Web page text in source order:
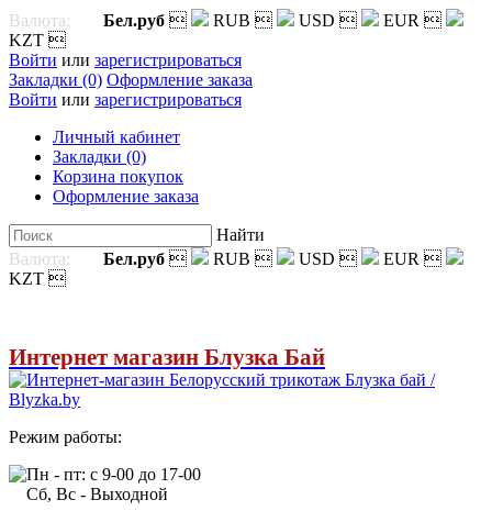
Валюта: Бел.руб  RUB  USD  EUR 
KZT 
Войти или зарегистрироваться
Закладки (0) Оформление заказа
Войти или зарегистрироваться
Личный кабинет
Закладки (0)
Корзина покупок
Оформление заказа
Найти
Валюта:
Бел.руб  RUB  USD  EUR 
KZT 
Интернет магазин Блузка Бай
Режим работы:
Пн - пт: с 9-00 до 17-00
Сб, Вс - Выходной